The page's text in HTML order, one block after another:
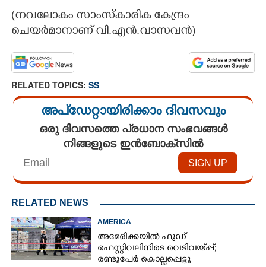
(നവലോകം സാംസ്കാരിക കേന്ദ്രം
ചെയർമാനാണ് വി.എൻ.വാസവൻ)​
RELATED TOPICS: SS
അപ്ഡേറ്റായിരിക്കാം ദിവസവും
ഒരു ദിവസത്തെ പ്രധാന സംഭവങ്ങൾ
നിങ്ങളുടെ ഇൻബോക്സിൽ
RELATED NEWS
AMERICA
അമേരിക്കയിൽ ഫുഡ്
ഫെസ്റ്റിവലിനിടെ വെടിവയ്‌പ്പ്;
രണ്ടുപേർ കൊല്ലപ്പെട്ടു